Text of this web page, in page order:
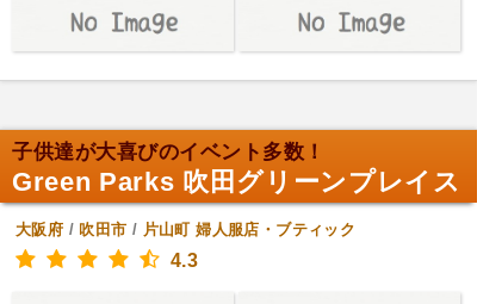
子供達が大喜びのイベント多数！
Green Parks 吹田グリーンプレイス
大阪府 / 吹田市 / 片山町 婦人服店・ブティック
4.3